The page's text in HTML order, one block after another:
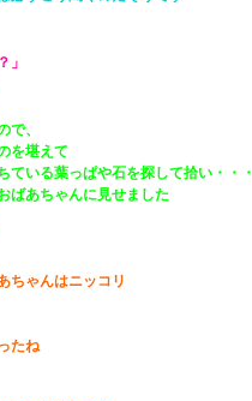
」
で、
を堪えて
ている葉っぱや石を探して拾い・・・
ばあちゃんに見せました
ちゃんはニッコリ
たね